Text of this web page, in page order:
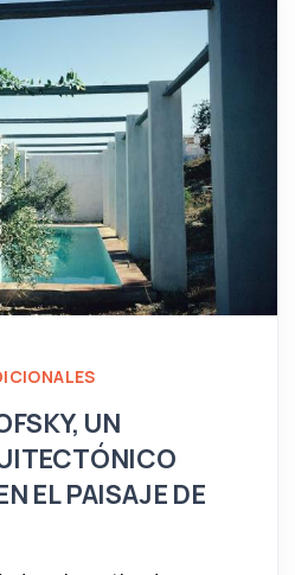
UN
EL PAISAJE DE